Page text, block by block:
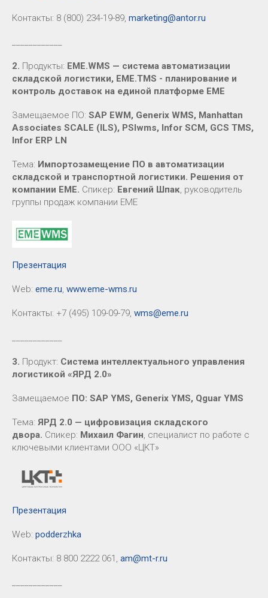
Контакты: 8 (800) 234-19-89, marketing@antor.ru
2. Продукты: EME.WMS — система автоматизации
складской логистики, EME.TMS - планирование и
контроль доставок на единой платформе ЕМЕ
Замещаемое ПО: SAP EWM, Generix WMS, Manhattan
Associates SCALE (ILS), PSIwms, Infor SCM, GCS TMS,
Infor ERP LN
Тема: Импортозамещение ПО в автоматизации
складской и транспортной логистики. Решения от
компании ЕМЕ. Спикер: Евгений Шпак, руководитель
группы продаж компании ЕМЕ
Презентация
Web: eme.ru, www.eme-wms.ru
Контакты: +7 (495) 109-09-79, wms@eme.ru
3. Продукт: Система интеллектуального управления
логистикой «ЯРД 2.0»
Замещаемое ПО: SAP YMS, Generix YMS, Qguar YMS
Тема: ЯРД 2.0 — цифровизация складского
двора. Спикер: Михаил Фагин, специалист по работе с
ключевыми клиентами ООО «ЦКТ»
Презентация
Web: podderzhka
Контакты: 8 800 2222 061, am@mt-r.ru